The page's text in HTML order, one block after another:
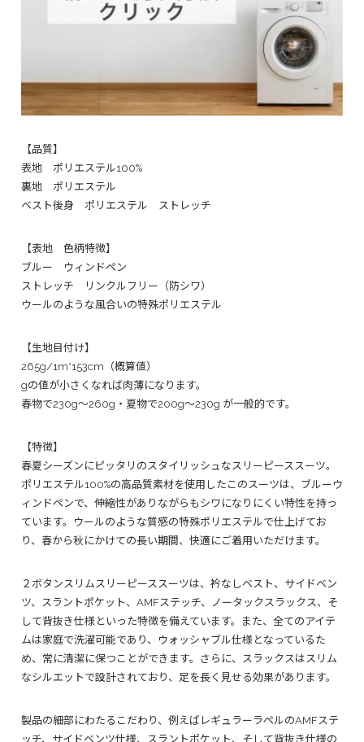
【品質】
表地 ポリエステル100%
裏地 ポリエステル
ベスト後身 ポリエステル ストレッチ
【表地 色柄特徴】
ブルー ウィンドペン
ストレッチ リンクルフリー（防シワ）
ウールのような風合いの特殊ポリエステル
【生地目付け】
265g/1m*153cm（概算値）
gの値が小さくなれば肉薄になります。
春物で230g〜260g・夏物で200g〜230g が一般的です。
【特徴】
春夏シーズンにピッタリのスタイリッシュなスリーピーススーツ。
ポリエステル100%の高品質素材を使用したこのスーツは、ブルーウ
ィンドペンで、伸縮性がありながらもシワになりにくい特性を持っ
ています。ウールのような質感の特殊ポリエステルで仕上げてお
り、春から秋にかけての長い期間、快適にご着用いただけます。
２ボタンスリムスリーピーススーツは、衿なしベスト、サイドベン
ツ、スラントポケット、AMFステッチ、ノータックスラックス、そ
して背抜き仕様といった特徴を備えています。また、全てのアイテ
ムは家庭で洗濯可能であり、ウォッシャブル仕様となっているた
め、常に清潔に保つことができます。さらに、スラックスはスリム
なシルエットで設計されており、足を長く見せる効果があります。
製品の細部にわたるこだわり、例えばレギュラーラペルのAMFステ
ッチ、サイドベンツ仕様、スラントポケット、そして背抜き仕様の